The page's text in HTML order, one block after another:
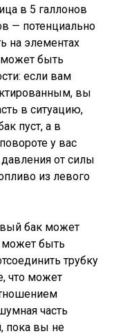
в 5 галлонов
— потенциально
на элементах
может быть
если вам
вы
в ситуацию,
пуст, а в
у вас
от силы
из левого
бак может
быть
трубку
что может
часть
пока вы не